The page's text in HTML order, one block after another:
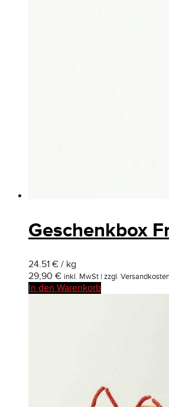
Geschenkbox
24.51 € / kg
29,90 € inkl. MwSt | zzgl.
In den Warenkorb